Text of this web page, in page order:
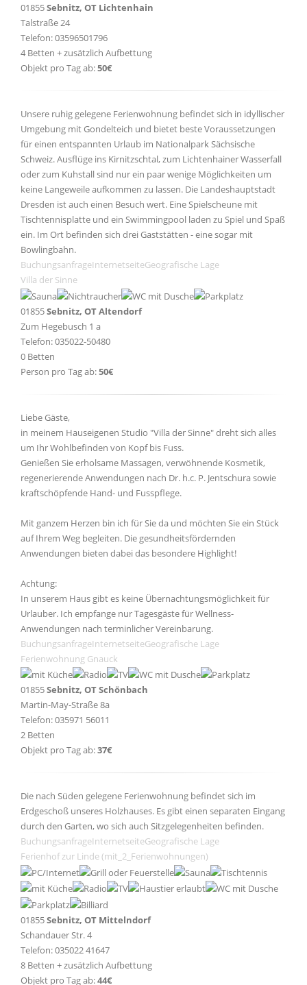
01855Sebnitz, OT Lichtenhain
Talstraße 24
Telefon: 03596501796
4 Betten + zusätzlich Aufbettung
Objekt pro Tag ab:50€
Unsere ruhig gelegene Ferienwohnung befindet sich in idyllischer
Umgebung mit Gondelteich und bietet beste Voraussetzungen
für einen entspannten Urlaub im Nationalpark Sächsische
Schweiz. Ausflüge ins Kirnitzschtal, zum Lichtenhainer Wasserfall
oder zum Kuhstall sind nur ein paar wenige Möglichkeiten um
keine Langeweile aufkommen zu lassen. Die Landeshauptstadt
Dresden ist auch einen Besuch wert. Eine Spielscheune mit
Tischtennisplatte und ein Swimmingpool laden zu Spiel und Spaß
ein. Im Ort befinden sich drei Gaststätten - eine sogar mit
Bowlingbahn.
BuchungsanfrageInternetseiteGeografische Lage
Villa der Sinne
01855Sebnitz, OT Altendorf
Zum Hegebusch 1 a
Telefon: 035022-50480
0 Betten
Person pro Tag ab:50€
Liebe Gäste,
in meinem Hauseigenen Studio "Villa der Sinne" dreht sich alles
um Ihr Wohlbefinden von Kopf bis Fuss.
Genießen Sie erholsame Massagen, verwöhnende Kosmetik,
regenerierende Anwendungen nach Dr. h.c. P. Jentschura sowie
kraftschöpfende Hand- und Fusspflege.
Mit ganzem Herzen bin ich für Sie da und möchten Sie ein Stück
auf Ihrem Weg begleiten. Die gesundheitsfördernden
Anwendungen bieten dabei das besondere Highlight!
Achtung:
In unserem Haus gibt es keine Übernachtungsmöglichkeit für
Urlauber. Ich empfange nur Tagesgäste für Wellness-
Anwendungen nach terminlicher Vereinbarung.
BuchungsanfrageInternetseiteGeografische Lage
Ferienwohnung Gnauck
01855Sebnitz, OT Schönbach
Martin-May-Straße 8a
Telefon: 035971 56011
2 Betten
Objekt pro Tag ab:37€
Die nach Süden gelegene Ferienwohnung befindet sich im
Erdgeschoß unseres Holzhauses. Es gibt einen separaten Eingang
durch den Garten, wo sich auch Sitzgelegenheiten befinden.
BuchungsanfrageInternetseiteGeografische Lage
Ferienhof zur Linde (mit_2_Ferienwohnungen)
01855Sebnitz, OT Mittelndorf
Schandauer Str. 4
Telefon: 035022 41647
8 Betten + zusätzlich Aufbettung
Objekt pro Tag ab:44€